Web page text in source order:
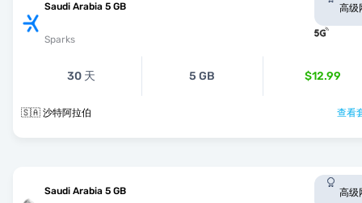
Saudi Arabia 5 GB
Sparks
高级
30 天 5 GB $12.99
🇸🇦 沙特阿拉伯 查看
Saudi Arabia 5 GB 高级